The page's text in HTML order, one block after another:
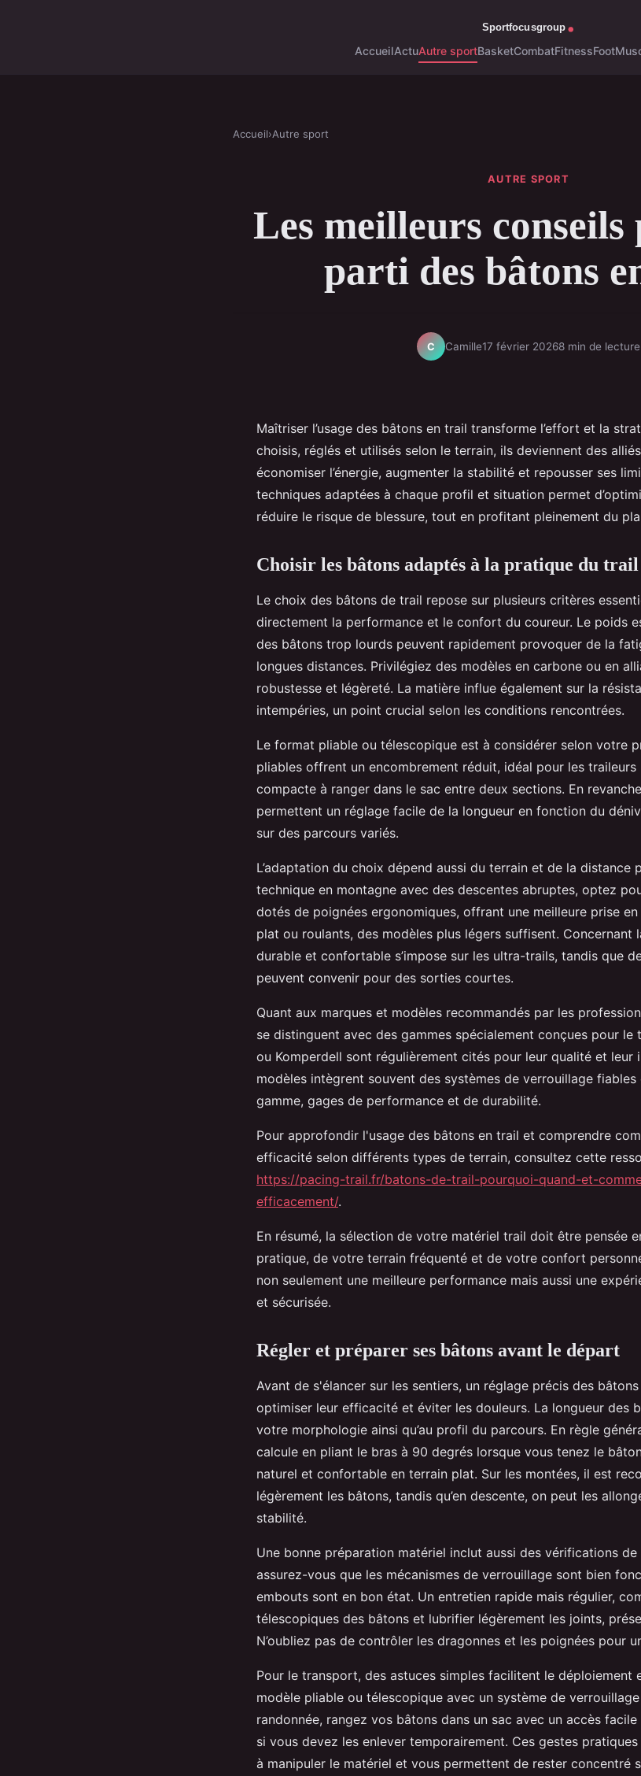
AccueilActuAutre sportBasketCombatFitnessFoot
Accueil›Autre sport
AUTRE SPORT
Les meilleurs
parti des bâtons
C Camille17 février 20268 min de lecture
Maîtriser l’usage des bâtons en trail transforme l’effort et la
choisis, réglés et utilisés selon le terrain, ils deviennent des
économiser l’énergie, augmenter la stabilité et repousser ses
techniques adaptées à chaque profil et situation permet
réduire le risque de blessure, tout en profitant pleinement du
Choisir les bâtons adaptés à la pratique du trail
Le choix des bâtons de trail repose sur plusieurs critères
directement la performance et le confort du coureur. Le poids
des bâtons trop lourds peuvent rapidement provoquer de la
longues distances. Privilégiez des modèles en carbone ou en
robustesse et légèreté. La matière influe également sur la
intempéries, un point crucial selon les conditions rencontrées.
Le format pliable ou télescopique est à considérer selon votre
pliables offrent un encombrement réduit, idéal pour les
compacte à ranger dans le sac entre deux sections. En
permettent un réglage facile de la longueur en fonction du
sur des parcours variés.
L’adaptation du choix dépend aussi du terrain et de la distance
technique en montagne avec des descentes abruptes, optez
dotés de poignées ergonomiques, offrant une meilleure prise
plat ou roulants, des modèles plus légers suffisent. Concernant
durable et confortable s’impose sur les ultra-trails, tandis que
peuvent convenir pour des sorties courtes.
Quant aux marques et modèles recommandés par les
se distinguent avec des gammes spécialement conçues pour le
ou Komperdell sont régulièrement cités pour leur qualité et leur
modèles intègrent souvent des systèmes de verrouillage
gamme, gages de performance et de durabilité.
Pour approfondir l'usage des bâtons en trail et comprendre
efficacité selon différents types de terrain, consultez cette
https://pacing-trail.fr/batons-de-trail-pourquoi-quand-et-
efficacement/.
En résumé, la sélection de votre matériel trail doit être pensée
pratique, de votre terrain fréquenté et de votre confort
non seulement une meilleure performance mais aussi une
et sécurisée.
Régler et préparer ses bâtons avant le départ
Avant de s'élancer sur les sentiers, un réglage précis des
optimiser leur efficacité et éviter les douleurs. La longueur des
votre morphologie ainsi qu’au profil du parcours. En règle
calcule en pliant le bras à 90 degrés lorsque vous tenez le
naturel et confortable en terrain plat. Sur les montées, il est
légèrement les bâtons, tandis qu’en descente, on peut les
stabilité.
Une bonne préparation matériel inclut aussi des vérifications
assurez-vous que les mécanismes de verrouillage sont bien
embouts sont en bon état. Un entretien rapide mais régulier,
télescopiques des bâtons et lubrifier légèrement les joints,
N’oubliez pas de contrôler les dragonnes et les poignées pour
Pour le transport, des astuces simples facilitent le déploiement
modèle pliable ou télescopique avec un système de
randonnée, rangez vos bâtons dans un sac avec un accès
si vous devez les enlever temporairement. Ces gestes
à manipuler le matériel et vous permettent de rester concentré